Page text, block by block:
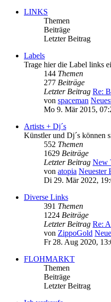
LINKS
Themen
Beiträge
Letzter Beitrag
Labels
Trage hier die Label links
144 Themen
277 Beiträge
Letzter Beitrag Re:
von spaceman
Mo 9. Mär 2015,
Artists + Dj´s
Künstler und Dj´s können
552 Themen
1629 Beiträge
Letzter Beitrag New
von atopia Neuester
Di 29. Mär 2022,
Diverse Links
391 Themen
1224 Beiträge
Letzter Beitrag Re:
von ZippoGold
Fr 28. Aug 2020,
FLOHMARKT
Themen
Beiträge
Letzter Beitrag